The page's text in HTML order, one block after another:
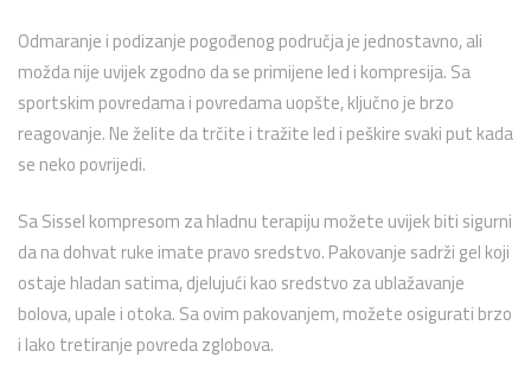
Odmaranje i podizanje pogođenog područja je jednostavno, ali
možda nije uvijek zgodno da se primijene led i kompresija. Sa
sportskim povredama i povredama uopšte, ključno je brzo
reagovanje. Ne želite da trčite i tražite led i peškire svaki put kada
se neko povrijedi.
Sa Sissel kompresom za hladnu terapiju možete uvijek biti sigurni
da na dohvat ruke imate pravo sredstvo. Pakovanje sadrži gel koji
ostaje hladan satima, djelujući kao sredstvo za ublažavanje
bolova, upale i otoka. Sa ovim pakovanjem, možete osigurati brzo
i lako tretiranje povreda zglobova.